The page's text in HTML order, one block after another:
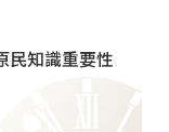
民知識重要性